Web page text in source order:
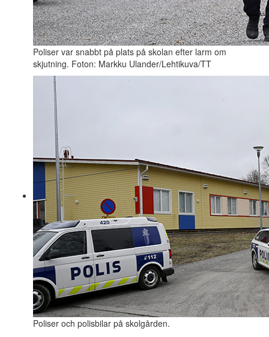
Poliser var snabbt på plats på skolan efter larm om
skjutning. Foton: Markku Ulander/Lehtikuva/TT
Poliser och polisbilar på skolgården.